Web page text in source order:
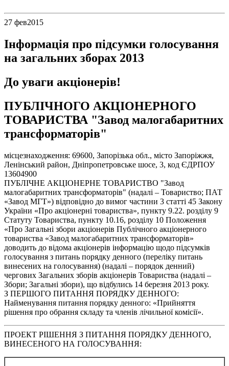
27 фев2015
Інформація про підсумки голосування
на загальних зборах 2013
До уваги акціонерів!
ПУБЛІЧНОГО АКЦІОНЕРНОГО
ТОВАРИСТВА "Завод малогабаритних
трансформаторів"
місцезнаходження: 69600, Запорізька обл., місто Запоріжжя,
Ленінський район, Дніпропетровське шосе, 3, код ЄДРПОУ
13604900
ПУБЛІЧНЕ АКЦІОНЕРНЕ ТОВАРИСТВО "Завод
малогабаритних трансформаторів" (надалі – Товариство; ПАТ
«Завод МГТ») відповідно до вимог частини 3 статті 45 Закону
України «Про акціонерні товариства», пункту 9.22. розділу 9
Статуту Товариства, пункту 10.16, розділу 10 Положення
«Про Загальні збори акціонерів Публічного акціонерного
товариства «Завод малогабаритних трансформаторів»
доводить до відома акціонерів інформацію щодо підсумків
голосування з питань порядку денного (переліку питань
винесених на голосування) (надалі – порядок денний)
чергових Загальних зборів акціонерів Товариства (надалі –
Збори; Загальні збори), що відбулись 14 березня 2013 року.
З ПЕРШОГО ПИТАННЯ ПОРЯДКУ ДЕННОГО:
Найменування питання порядку денного: «Прийняття
рішення про обрання складу та членів лічильної комісії».
ПРОЕКТ РІШЕННЯ З ПИТАННЯ ПОРЯДКУ ДЕННОГО,
ВИНЕСЕНОГО НА ГОЛОСУВАННЯ: